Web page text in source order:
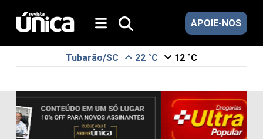
APOIE-NOS
Tubarão/SC 22 °C 12 °C